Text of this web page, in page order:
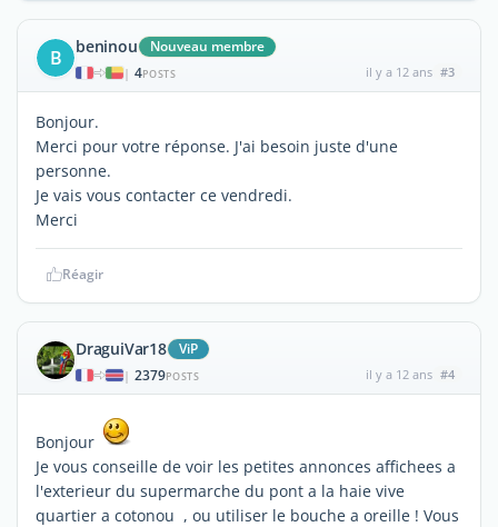
B beninou Nouveau membre
| 4POSTS il y a 12 ans #3
Bonjour.
Merci pour votre réponse. J'ai besoin juste d'une
personne.
Je vais vous contacter ce vendredi.
Merci
Réagir
DraguiVar18 ViP
| 2379POSTS il y a 12 ans #4
Bonjour
Je vous conseille de voir les petites annonces affichees a
l'exterieur du supermarche du pont a la haie vive
quartier a cotonou , ou utiliser le bouche a oreille ! Vous